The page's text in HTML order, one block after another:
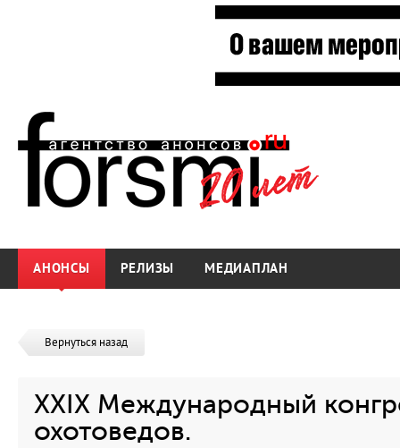
АНОНСЫ РЕЛИЗЫ МЕДИАПЛАН
Вернуться назад
XXIX Международный
охотоведов.